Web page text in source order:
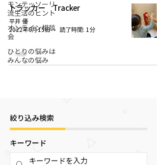
モンテッソーリ
流生活のヒント
オンライン相談
会
ひとりの悩みは
みんなの悩み
トラッカー Tracker
平井 優
2022年6月15日
読了時間: 1分
絞り込み検索
キーワード